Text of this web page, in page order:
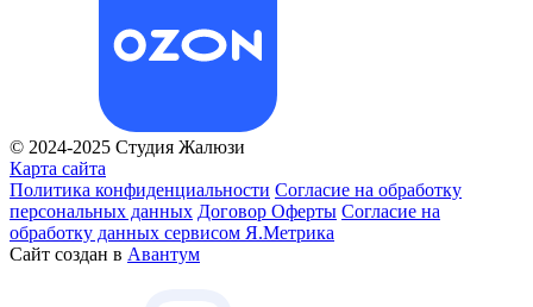
© 2024-2025 Студия Жалюзи
Карта сайта
Политика конфиденциальности Согласие на обработку
персональных данных Договор Оферты Согласие на
обработку данных сервисом Я.Метрика
Сайт создан в Авантум